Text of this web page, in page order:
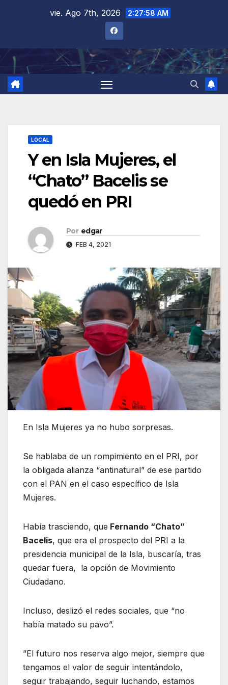
vie. Ago 7th, 2026 2:27:58 AM
LOCAL
Y en Isla Mujeres, el
“Chato” Bacelis se
quedó en PRI
Por edgar
FEB 4, 2021
En Isla Mujeres ya no hubo sorpresas.
Se hablaba de un rompimiento en el PRI, por
la obligada alianza “antinatural” de ese partido
con el PAN en el caso específico de Isla
Mujeres.
Había trasciendo, que Fernando “Chato”
Bacelis, que era el prospecto del PRI a la
presidencia municipal de la Isla, buscaría, tras
quedar fuera, la opción de Movimiento
Ciudadano.
Incluso, deslizó el redes sociales, que “no
había matado su pavo”.
”El futuro nos reserva algo mejor, siempre que
tengamos el valor de seguir intentándolo,
seguir trabajando, seguir luchando, estamos